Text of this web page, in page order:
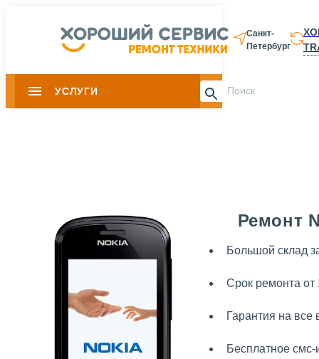
Санкт-
Петербург
УСЛУГИ 8 812 337-
Ремонт
Большой склад
Срок ремонта от
Гарантия на все
Бесплатное